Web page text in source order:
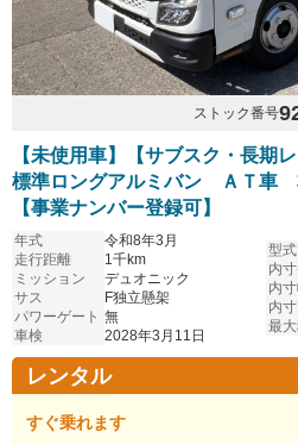
ストック番号
【未使用車】【サブスク・長期
標準ロングアルミバン ＡＴ車
【事業ナンバー登録可】
年式
令和8年3月
走行距離
1千km
ミッション
デュオニック
サス
F独立懸架
パワーゲート 無
車検
2028年3月11日
型式
内
内
内
最
レンタル
すぐ乗れます